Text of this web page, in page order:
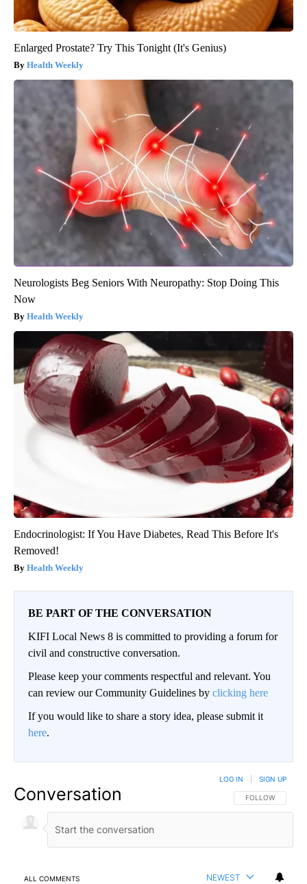
Enlarged Prostate? Try This Tonight (It's Genius)
Health Weekly
Neurologists Beg Seniors With Neuropathy: Stop Doing This
Now
Health Weekly
Endocrinologist: If You Have Diabetes, Read This Before It's
Removed!
Health Weekly
BE PART OF THE CONVERSATION
KIFI Local News 8 is committed to providing a forum for
civil and constructive conversation.
Please keep your comments respectful and relevant. You
can review our Community Guidelines by clicking here
If you would like to share a story idea, please submit it
here.
Conversation FOLLOW THIS
FOLLOW
LOG IN SIGN UP
ALL COMMENTS NEWEST